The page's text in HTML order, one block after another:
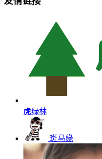
虎绿林
斑马缘